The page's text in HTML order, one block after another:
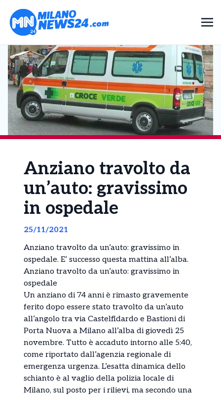
Anziano travolto da
un’auto: gravissimo
in ospedale
25/11/2021
Anziano travolto da un’auto: gravissimo in
ospedale. E’ successo questa mattina all’alba.
Anziano travolto da un’auto: gravissimo in
ospedale
Un anziano di 74 anni è rimasto gravemente
ferito dopo essere stato travolto da un’auto
all’angolo tra via Castelfidardo e Bastioni di
Porta Nuova a Milano all’alba di giovedì 25
novembre. Tutto è accaduto intorno alle 5:40,
come riportato dall’agenzia regionale di
emergenza urgenza. L’esatta dinamica dello
schianto è al vaglio della polizia locale di
Milano, sul posto per i rilievi, ma secondo una